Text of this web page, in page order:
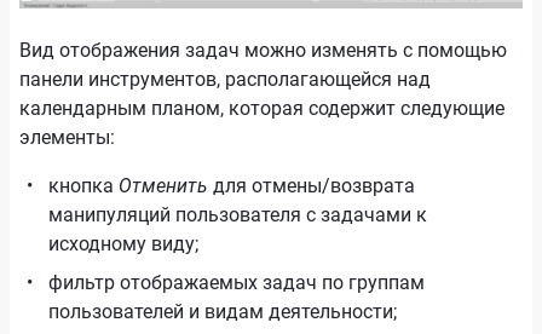
Вид отображения задач можно изменять с помощью
панели инструментов, располагающейся над
календарным планом, которая содержит следующие
элементы:
кнопка Отменить для отмены/возврата
манипуляций пользователя с задачами к
исходному виду;
фильтр отображаемых задач по группам
пользователей и видам деятельности;